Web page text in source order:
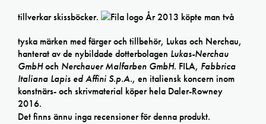
tillverkar skissböcker.
År 2013 köpte man två
tyska märken med färger och tillbehör, Lukas och Nerchau,
hanterat av de nybildade dotterbolagen Lukas-Nerchau
GmbHoch Nerchauer Malfarben GmbH. FILA, Fabbrica
Italiana Lapis ed Affini S.p.A., en italiensk koncern inom
konstnärs- och skrivmaterial köper hela Daler-Rowney
2016.
Det finns ännu inga recensioner för denna produkt.